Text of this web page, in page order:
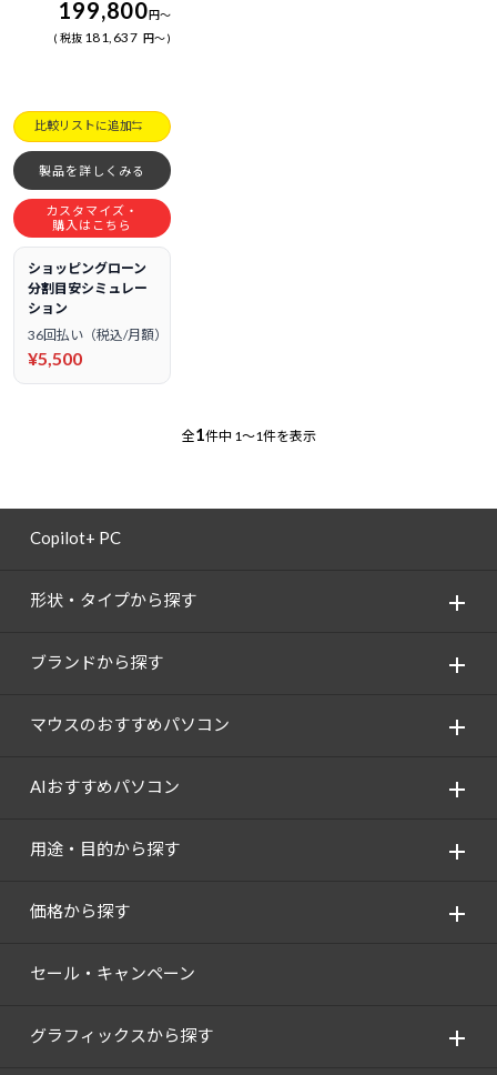
199,800円～
税抜 181,637 円～
比較リストに追加
製品を詳しくみる
カスタマイズ・
購入はこちら
ショッピングローン
分割目安シミュレー
ション
36回払い（税込/月額）
¥5,500
全1件中 1～1件を表示
Copilot+ PC
形状・タイプから探す
ブランドから探す
マウスのおすすめパソコン
AIおすすめパソコン
用途・目的から探す
価格から探す
セール・キャンペーン
グラフィックスから探す